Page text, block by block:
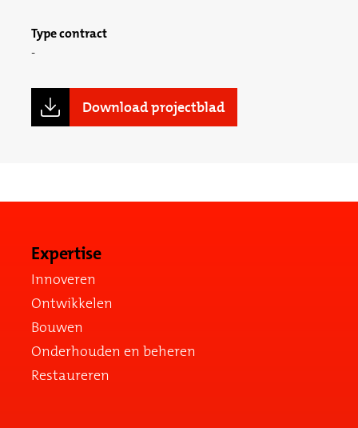
Type contract
Download projectblad
Expertise
Innoveren
Ontwikkelen
Bouwen
Onderhouden en beheren
Restaureren